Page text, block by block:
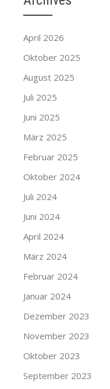
April 2026
Oktober 2025
August 2025
Juli 2025
Juni 2025
März 2025
Februar 2025
Oktober 2024
Juli 2024
Juni 2024
April 2024
März 2024
Februar 2024
Januar 2024
Dezember 2023
November 2023
Oktober 2023
September 2023